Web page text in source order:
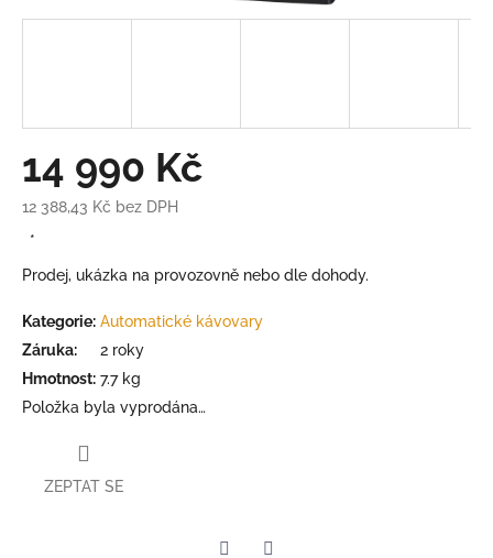
14 990 Kč
12 388,43 Kč bez DPH
*
Prodej, ukázka na provozovně nebo dle dohody.
Kategorie: Automatické kávovary
Záruka:
2 roky
Hmotnost: 7.7 kg
Položka byla vyprodána…
ZEPTAT SE